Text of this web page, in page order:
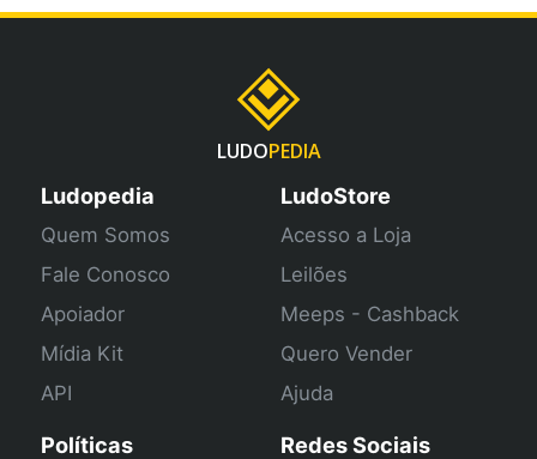
LUDOPEDIA
Ludopedia
Quem Somos
Fale Conosco
Apoiador
Mídia Kit
API
LudoStore
Acesso a Loja
Leilões
Meeps - Cashback
Quero Vender
Ajuda
Políticas Redes Sociais